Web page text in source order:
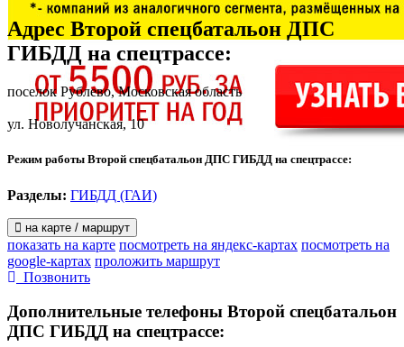
Адрес Второй спецбатальон ДПС
ГИБДД на спецтрассе:
поселок Рублево, Московская область
ул. Новолучанская, 10
Режим работы Второй спецбатальон ДПС ГИБДД на спецтрассе:
Разделы: ГИБДД (ГАИ)
на карте / маршрут
показать на карте посмотреть на яндекс-картах посмотреть на
google-картах проложить маршрут
Позвонить
Дополнительные телефоны Второй спецбатальон
ДПС ГИБДД на спецтрассе: